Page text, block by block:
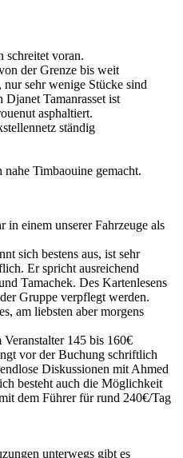
schreitet voran.
der Grenze bis weit
sehr wenige Stücke sind
Tamanrasset ist
asphaltiert.
ständig
Timbaouine gemacht.
einem unserer Fahrzeuge als
sich bestens aus, ist sehr
Er spricht ausreichend
Tamachek. Des Kartenlesens
Gruppe verpflegt werden.
am liebsten aber morgens
145 bis 160€
vor der Buchung schriftlich
Diskussionen mit Ahmed
besteht auch die Möglichkeit
dem Führer für rund 240€/Tag
unterwegs gibt es